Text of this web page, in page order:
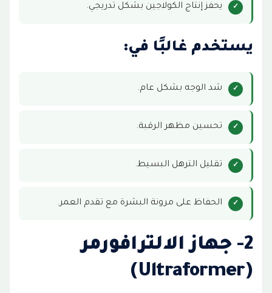
يحفز إنتاج الكولاجين بشكل تدريجي.
يستخدم غالبًا في:
شد الوجه بشكل عام.
تحسين مظهر الرقبة.
تقليل الترهل البسيط.
الحفاظ على مرونة البشرة مع تقدم العمر.
2- جهاز الالترافورمر
(Ultraformer)